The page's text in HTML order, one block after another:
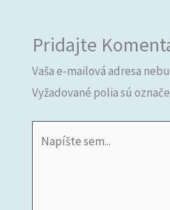
Pridajte
Vaša e-mailová adresa
Vyžadované polia sú
sem...